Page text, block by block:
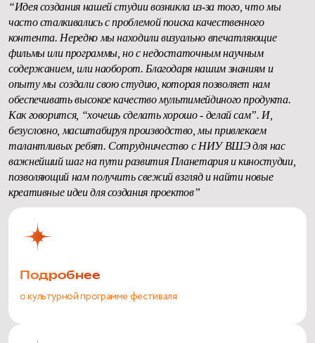
“Идея создания нашей студии возникла из-за того, что мы
часто сталкивались с проблемой поиска качественного
контента. Нередко мы находили визуально впечатляющие
фильмы или программы, но с недостаточным научным
содержанием, или наоборот. Благодаря нашим знаниям и
опыту мы создали свою студию, которая позволяет нам
обеспечивать высокое качество мультимейдиного продукта.
Как говорится, “хочешь сделать хорошо - делай сам”. И,
безусловно, масштабируя производство, мы привлекаем
талантливых ребят. Сотрудничество с НИУ ВШЭ для нас
важнейший шаг на пути развития Планетария и киностудии,
позволяющий нам получить свежий взгляд и найти новые
креативные идеи для создания проектов”
Подробнее
о культурной программе фестиваля